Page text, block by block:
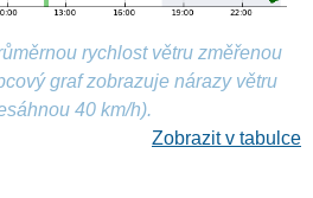
rychlost větru změřenou
graf zobrazuje nárazy větru
40 km/h).
Zobrazit v tabulce